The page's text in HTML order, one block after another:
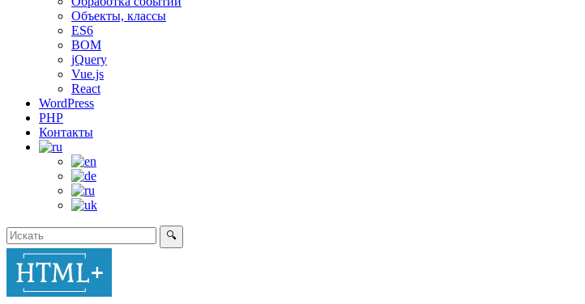
Объекты, классы
ES6
BOM
jQuery
Vue.js
React
WordPress
PHP
Контакты
🔍